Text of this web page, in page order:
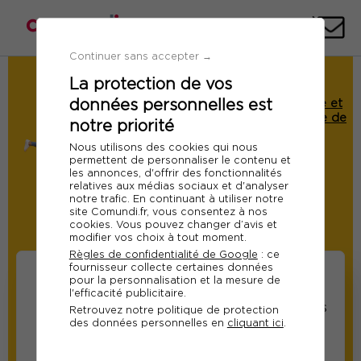
Continuer sans accepter →
La protection de vos
données personnelles est
notre priorité
Nous utilisons des cookies qui nous
permettent de personnaliser le contenu et
les annonces, d'offrir des fonctionnalités
relatives aux médias sociaux et d'analyser
notre trafic. En continuant à utiliser notre
site Comundi.fr, vous consentez à nos
cookies. Vous pouvez changer d’avis et
modifier vos choix à tout moment.
Règles de confidentialité de Google : ce
fournisseur collecte certaines données
pour la personnalisation et la mesure de
l'efficacité publicitaire.
Retrouvez notre politique de protection
des données personnelles en cliquant ici.
Demande de Devis
Formation : Référencement sur Google et
les autres moteurs de recherche à l'ère de
l'IA
Ref 11108
Du 08 au 09 octobre 2026
A distance
Modifier
Informations sur les
participants
Informations relatives
au responsable suivi